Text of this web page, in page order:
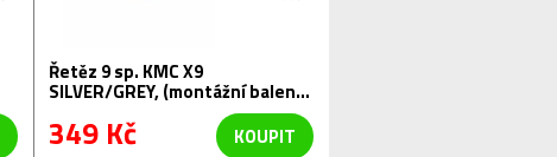
Řetěz 9 sp. KMC X9
SILVER/GREY, (montážní balení),
349 Kč KOUPIT